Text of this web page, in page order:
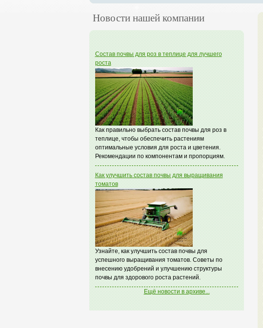
Новости нашей компании
Состав почвы для роз в теплице для лучшего
роста
Как правильно выбрать состав почвы для роз в
теплице, чтобы обеспечить растениям
оптимальные условия для роста и цветения.
Рекомендации по компонентам и пропорциям.
Как улучшить состав почвы для выращивания
томатов
Узнайте, как улучшить состав почвы для
успешного выращивания томатов. Советы по
внесению удобрений и улучшению структуры
почвы для здорового роста растений.
Ещё новости в архиве...